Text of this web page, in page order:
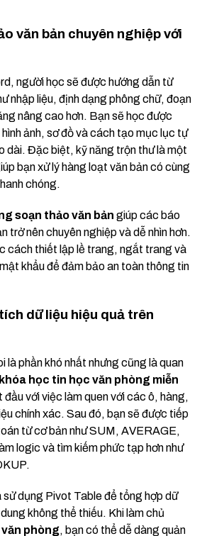
văn bản chuyên nghiệp với
người học sẽ được hướng dẫn từ
nhập liệu, định dạng phông chữ, đoạn
nâng cao hơn. Bạn sẽ học được
ảnh, sơ đồ và cách tạo mục lục tự
dài. Đặc biệt, kỹ năng trộn thư là một
bạn xử lý hàng loạt văn bản có cùng
chóng.
soạn thảo văn bản giúp các báo
trở nên chuyên nghiệp và dễ nhìn hơn.
cách thiết lập lề trang, ngắt trang và
khẩu để đảm bảo an toàn thông tin
dữ liệu hiệu quả trên
là phần khó nhất nhưng cũng là quan
khóa học tin học văn phòng miễn
với việc làm quen với các ô, hàng,
chính xác. Sau đó, bạn sẽ được tiếp
từ cơ bản như SUM, AVERAGE,
logic và tìm kiếm phức tạp hơn như
sử dụng Pivot Table để tổng hợp dữ
không thể thiếu. Khi làm chủ
văn phòng, bạn có thể dễ dàng quản